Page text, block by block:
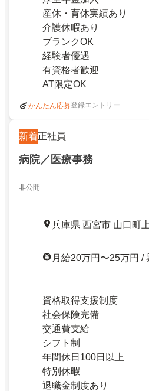
産休・育休実績あり
介護休暇あり
ブランクOK
経験者優遇
有資格者歓迎
AT限定OK
かんたん応募登録エントリー
新着正社員
病院／医療事務
非公開
兵庫県 西宮市 山口町
月給20万円〜25万円 /
資格取得支援制度
社会保険完備
交通費支給
シフト制
年間休日100日以上
特別休暇
退職金制度あり